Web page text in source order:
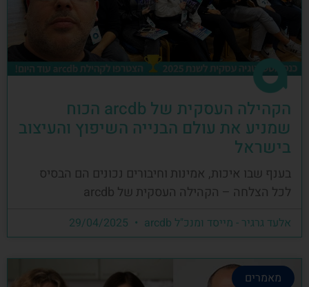
הקהילה העסקית של arcdb הכוח
שמניע את עולם הבנייה השיפוץ והעיצוב
בישראל
בענף שבו איכות, אמינות וחיבורים נכונים הם הבסיס
לכל הצלחה – הקהילה העסקית של arcdb
אלעד גרגיר - מייסד ומנכ"ל arcdb
מאמרים